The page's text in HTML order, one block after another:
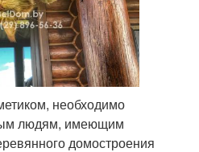
необходимо
людям, имеющим
домостроения